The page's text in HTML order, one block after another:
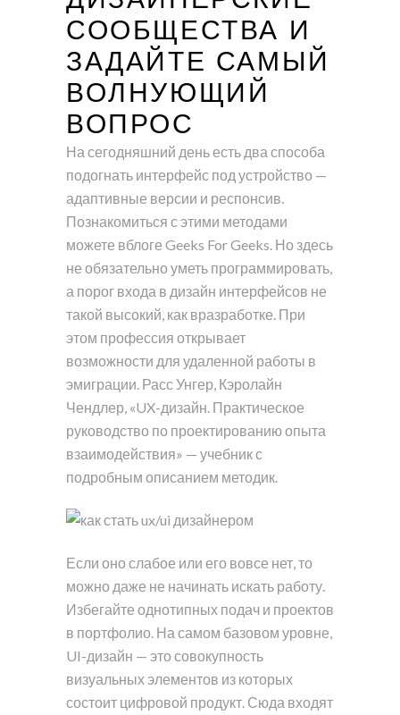
СООБЩЕСТВА И
ЗАДАЙТЕ САМЫЙ
ВОЛНУЮЩИЙ
ВОПРОС
На сегодняшний день есть два способа
подогнать интерфейс под устройство —
адаптивные версии и респонсив.
Познакомиться с этими методами
можете вблоге Geeks For Geeks. Но здесь
не обязательно уметь программировать,
а порог входа в дизайн интерфейсов не
такой высокий, как вразработке. При
этом профессия открывает
возможности для удаленной работы в
эмиграции. Расс Унгер, Кэролайн
Чендлер, «UX-дизайн. Практическое
руководство по проектированию опыта
взаимодействия» — учебник с
подробным описанием методик.
Если оно слабое или его вовсе нет, то
можно даже не начинать искать работу.
Избегайте однотипных подач и проектов
в портфолио. На самом базовом уровне,
UI-дизайн — это совокупность
визуальных элементов из которых
состоит цифровой продукт. Сюда входят